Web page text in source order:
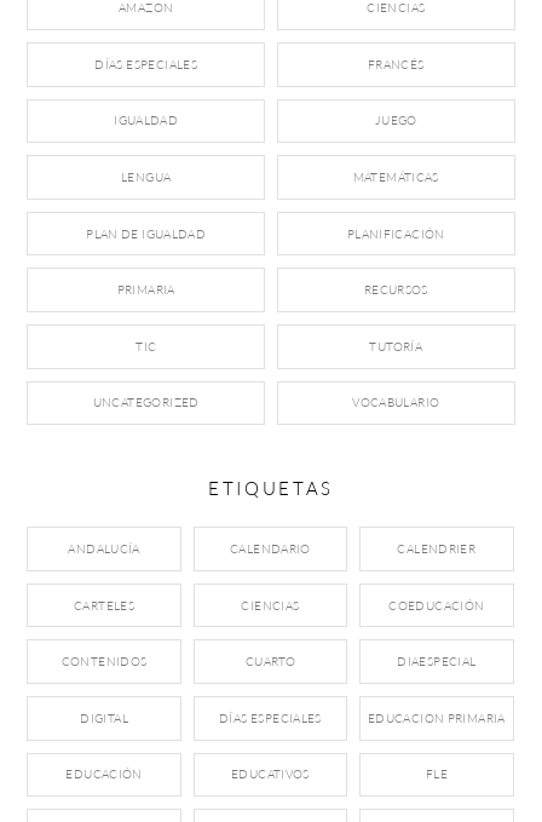
AMAZON CIENCIAS
DÍAS ESPECIALES FRANCÉS
IGUALDAD JUEGO
LENGUA MATEMÁTICAS
PLAN DE IGUALDAD PLANIFICACIÓN
PRIMARIA RECURSOS
TIC TUTORÍA
UNCATEGORIZED VOCABULARIO
ETIQUETAS
ANDALUCÍA CALENDARIO CALENDRIER
CARTELES CIENCIAS COEDUCACIÓN
CONTENIDOS CUARTO DIAESPECIAL
DIGITAL DÍAS ESPECIALES EDUCACION PRIMARIA
EDUCACIÓN EDUCATIVOS FLE